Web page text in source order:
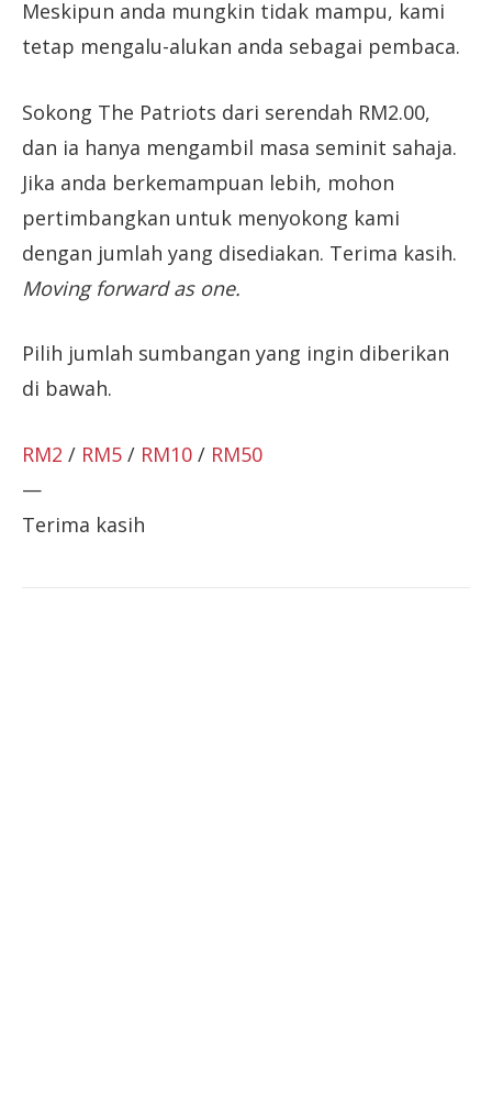
Meskipun anda mungkin tidak mampu, kami
tetap mengalu-alukan anda sebagai pembaca.
Sokong The Patriots dari serendah RM2.00,
dan ia hanya mengambil masa seminit sahaja.
Jika anda berkemampuan lebih, mohon
pertimbangkan untuk menyokong kami
dengan jumlah yang disediakan. Terima kasih.
Moving forward as one.
Pilih jumlah sumbangan yang ingin diberikan
di bawah.
RM2 / RM5 / RM10 / RM50
—
Terima kasih